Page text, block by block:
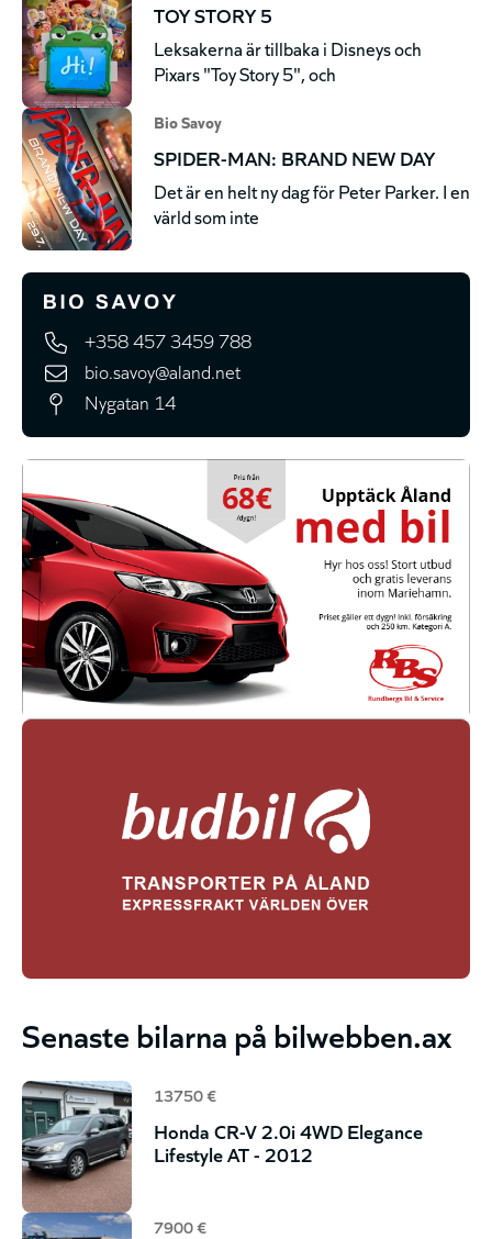
TOY STORY 5
Leksakerna är tillbaka i Disneys och
Pixars "Toy Story 5", och
Bio Savoy
SPIDER-MAN: BRAND NEW DAY
Det är en helt ny dag för Peter Parker. I en
värld som inte
+358 457 3459 788
bio.savoy@aland.net
Nygatan 14
Senaste bilarna på bilwebben.ax
13750 €
Honda CR-V 2.0i 4WD Elegance
Lifestyle AT - 2012
7900 €